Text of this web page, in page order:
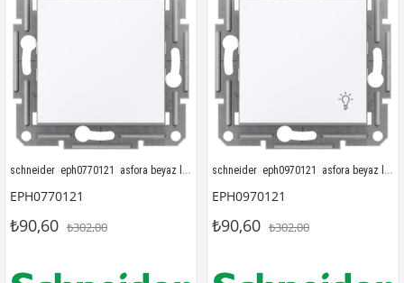
schneider  eph0770121  asfora beyaz liht butonu  çerçevesiz
EPH0770121
₺90,60 ₺302,00
schneider  eph0970121  asfora beyaz liht butonu (ışık işaretli) çerçevesiz
EPH0970121
₺90,60 ₺302,00